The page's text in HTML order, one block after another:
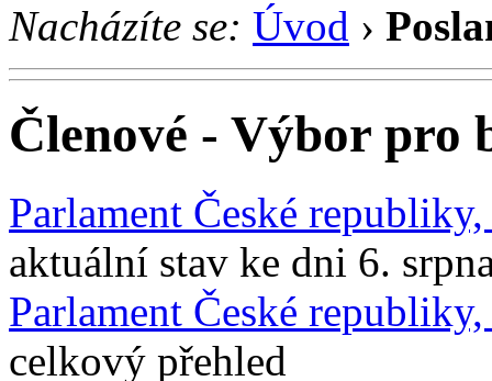
Nacházíte se: Úvod ›
Členové - Výbor pro
Parlament České
aktuální stav ke dni 6.
Parlament České
celkový přehled